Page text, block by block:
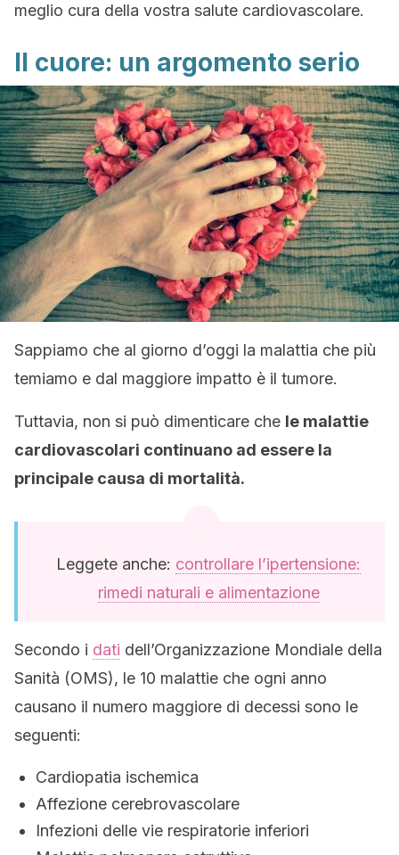
meglio cura della vostra salute cardiovascolare.
Il cuore: un argomento serio
Sappiamo che al giorno d’oggi la malattia che più
temiamo e dal maggiore impatto è il tumore.
Tuttavia, non si può dimenticare che le malattie
cardiovascolari continuano ad essere la
principale causa di mortalità.
Leggete anche: controllare l’ipertensione:
rimedi naturali e alimentazione
Secondo i dati dell’Organizzazione Mondiale della
Sanità (OMS), le 10 malattie che ogni anno
causano il numero maggiore di decessi sono le
seguenti:
Cardiopatia ischemica
Affezione cerebrovascolare
Infezioni delle vie respiratorie inferiori